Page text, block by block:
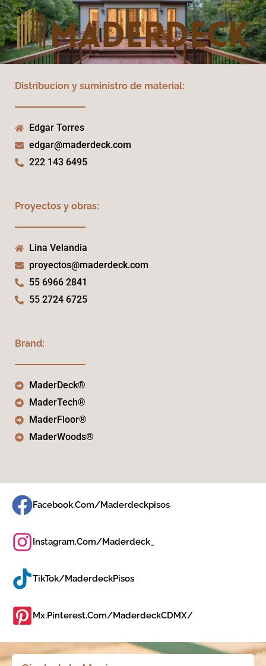
Distribucion y suministro de material:
Edgar Torres
edgar@maderdeck.com
222 143 6495
Proyectos y obras:
Lina Velandia
proyectos@maderdeck.com
55 6966 2841
55 2724 6725
Brand:
MaderDeck®
MaderTech®
MaderFloor®
MaderWoods®
Facebook.com/maderdeckpisos
Instagram.com/maderdeck_
TikTok/MaderdeckPisos
Mx.pinterest.com/MaderdeckCDMX/